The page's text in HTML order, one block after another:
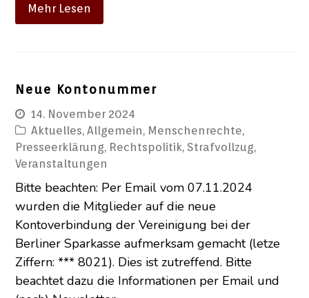
Mehr Lesen
Neue Kontonummer
14. November 2024
Aktuelles,Allgemein, Menschenrechte,
Presseerklärung, Rechtspolitik, Strafvollzug,
Veranstaltungen
Bitte beachten: Per Email vom 07.11.2024
wurden die Mitglieder auf die neue
Kontoverbindung der Vereinigung bei der
Berliner Sparkasse aufmerksam gemacht (letze
Ziffern: *** 8021). Dies ist zutreffend. Bitte
beachtet dazu die Informationen per Email und